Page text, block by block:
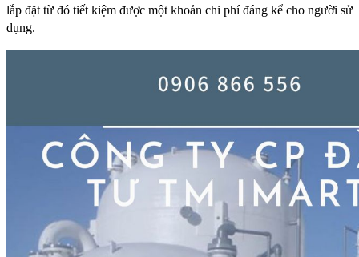
lắp đặt từ đó tiết kiệm được một khoản chi phí đáng kể cho người sử
dụng.